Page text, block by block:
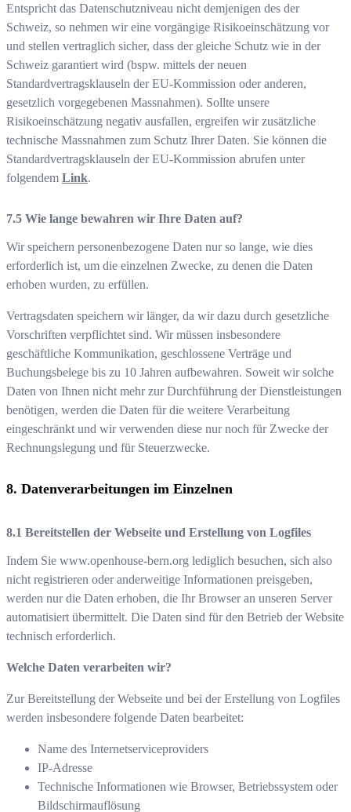
Entspricht das Datenschutzniveau nicht demjenigen des der
Schweiz, so nehmen wir eine vorgängige Risikoeinschätzung vor
und stellen vertraglich sicher, dass der gleiche Schutz wie in der
Schweiz garantiert wird (bspw. mittels der neuen
Standardvertragsklauseln der EU-Kommission oder anderen,
gesetzlich vorgegebenen Massnahmen). Sollte unsere
Risikoeinschätzung negativ ausfallen, ergreifen wir zusätzliche
technische Massnahmen zum Schutz Ihrer Daten. Sie können die
Standardvertragsklauseln der EU-Kommission abrufen unter
folgendem Link.
Wie lange bewahren wir Ihre Daten auf?
Wir speichern personenbezogene Daten nur so lange, wie dies
erforderlich ist, um die einzelnen Zwecke, zu denen die Daten
erhoben wurden, zu erfüllen.
Vertragsdaten speichern wir länger, da wir dazu durch gesetzliche
Vorschriften verpflichtet sind. Wir müssen insbesondere
geschäftliche Kommunikation, geschlossene Verträge und
Buchungsbelege bis zu 10 Jahren aufbewahren. Soweit wir solche
Daten von Ihnen nicht mehr zur Durchführung der Dienstleistungen
benötigen, werden die Daten für die weitere Verarbeitung
eingeschränkt und wir verwenden diese nur noch für Zwecke der
Rechnungslegung und für Steuerzwecke.
Datenverarbeitungen im Einzelnen
Bereitstellen der Webseite und Erstellung von Logfiles
Indem Sie www.openhouse-bern.org lediglich besuchen, sich also
nicht registrieren oder anderweitige Informationen preisgeben,
werden nur die Daten erhoben, die Ihr Browser an unseren Server
automatisiert übermittelt. Die Daten sind für den Betrieb der Website
technisch erforderlich.
Welche Daten verarbeiten wir?
Zur Bereitstellung der Webseite und bei der Erstellung von Logfiles
werden insbesondere folgende Daten bearbeitet:
Name des Internetserviceproviders
IP-Adresse
Technische Informationen wie Browser, Betriebssystem oder
Bildschirmauflösung